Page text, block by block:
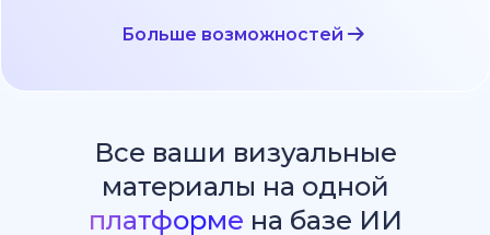
Больше возможностей
Все ваши визуальные
материалы на одной
платформе на базе ИИ